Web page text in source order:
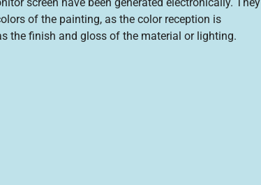
of the painting, as the color reception is
the finish and gloss of the material or lighting.